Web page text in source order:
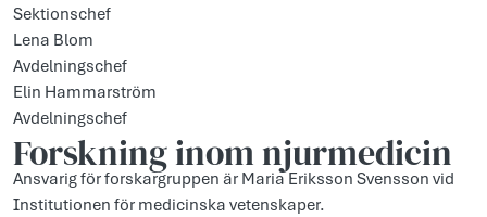
Sektionschef
Lena Blom
Avdelningschef
Elin Hammarström
Avdelningschef
Forskning inom njurmedicin
Ansvarig för forskargruppen är Maria Eriksson Svensson vid
Institutionen för medicinska vetenskaper.